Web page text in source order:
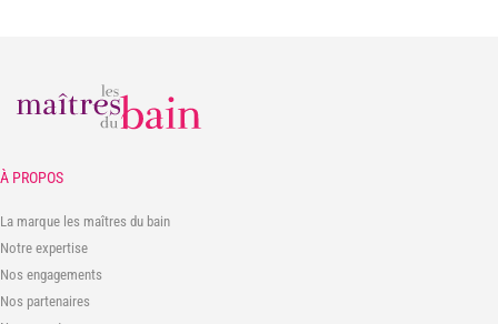
À PROPOS
La marque les maîtres du bain
Notre expertise
Nos engagements
Nos partenaires